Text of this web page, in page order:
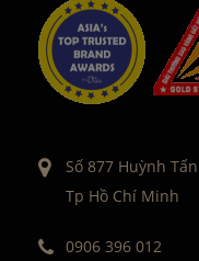
Số 877 Huỳnh
Tp Hồ Chí Minh
0906 396 012